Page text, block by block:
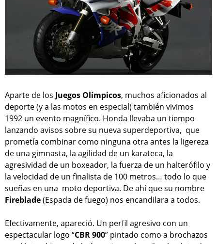
Aparte de los Juegos Olímpicos, muchos aficionados al
deporte (y a las motos en especial) también vivimos
1992 un evento magnífico. Honda llevaba un tiempo
lanzando avisos sobre su nueva superdeportiva, que
prometía combinar como ninguna otra antes la ligereza
de una gimnasta, la agilidad de un karateca, la
agresividad de un boxeador, la fuerza de un halterófilo y
la velocidad de un finalista de 100 metros… todo lo que
sueñas en una moto deportiva. De ahí que su nombre
Fireblade(Espada de fuego) nos encandilara a todos.
Efectivamente, apareció. Un perfil agresivo con un
espectacular logo “CBR 900” pintado como a brochazos